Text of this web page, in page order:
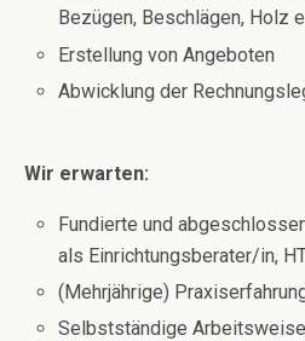
Bezügen, Beschlägen, Holz
Erstellung von Angeboten
Abwicklung der
Wir erwarten:
Fundierte und
als Einrichtungsberater/in,
(Mehrjährige)
Selbstständige Arbeitsweise